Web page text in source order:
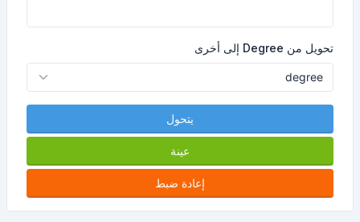
تحويل من Degree إلى أخرى
يتحول
عينة
إعادة ضبط